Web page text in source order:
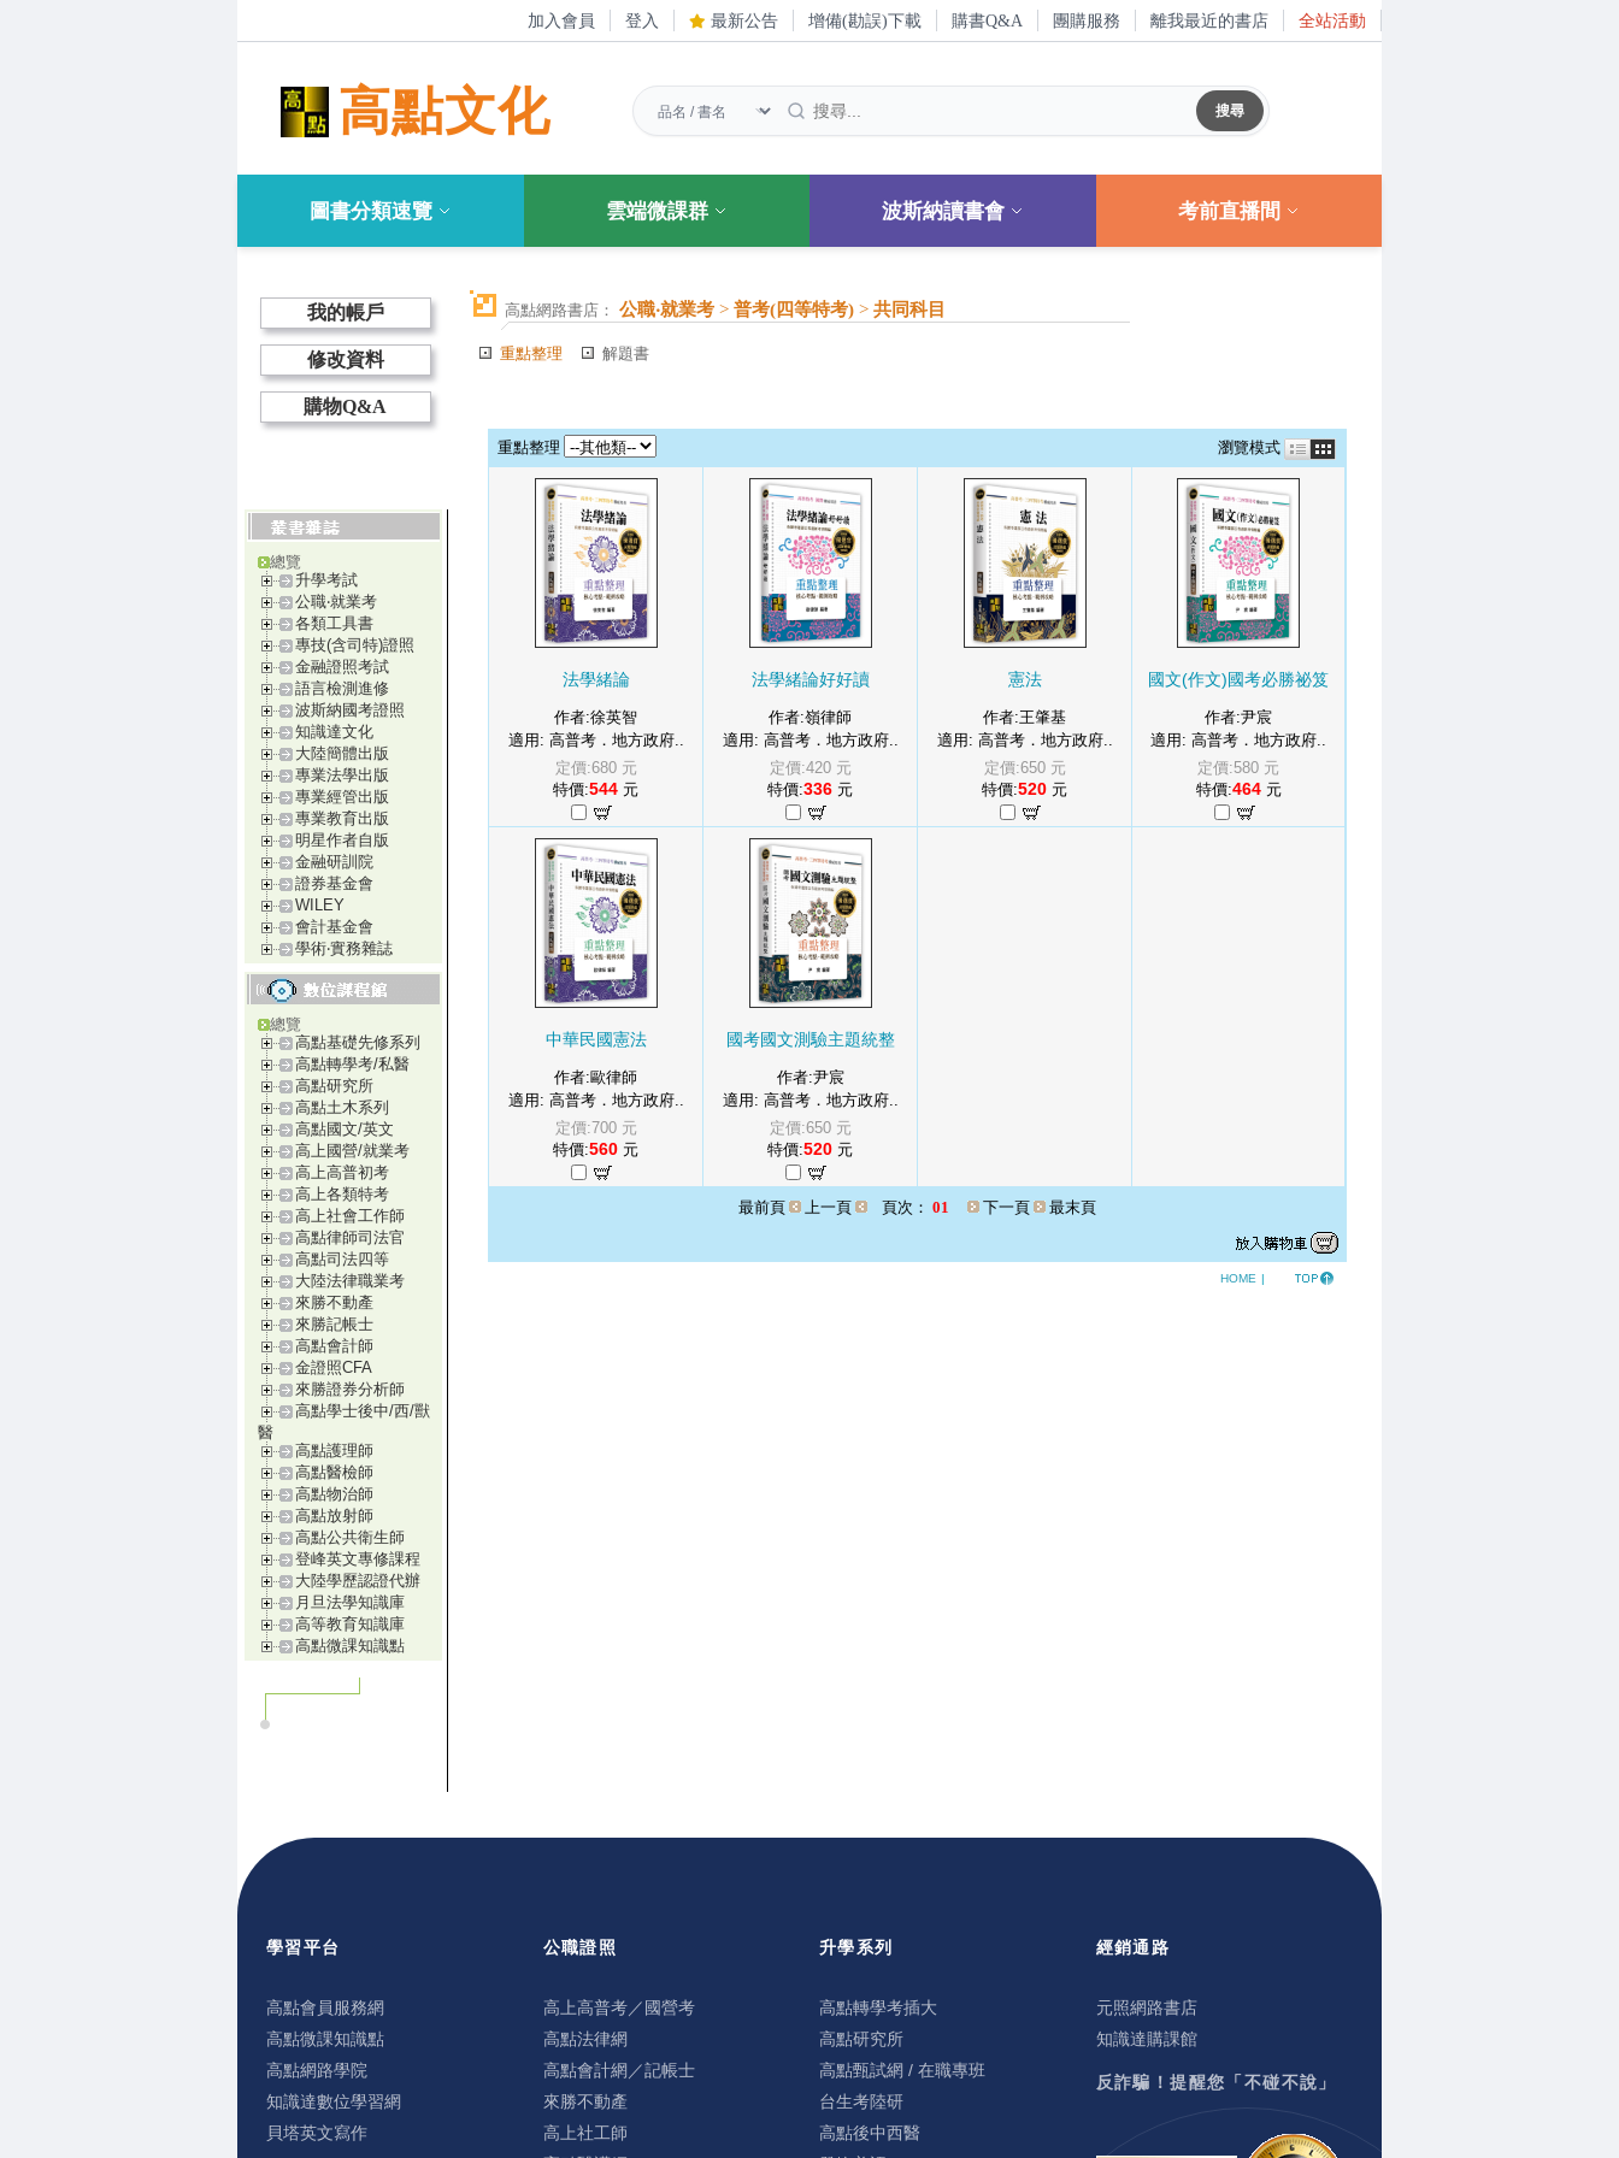
加入會員 登入 最新公告 增備(勘誤)下載 購書Q&A 團購服務 離我最近的書店 全站活動
高點文化
圖書分類速覽 雲端微課群 波斯納讀書會 考前直播間
我的帳戶
修改資料
購物Q&A
總覽
升學考試
公職‧就業考
各類工具書
專技(含司特)證照
金融證照考試
語言檢測進修
波斯納國考證照
知識達文化
大陸簡體出版
專業法學出版
專業經管出版
專業教育出版
明星作者自版
金融研訓院
證券基金會
WILEY
會計基金會
學術‧實務雜誌
總覽
高點基礎先修系列
高點轉學考/私醫
高點研究所
高點土木系列
高點國文/英文
高上國營/就業考
高上高普初考
高上各類特考
高上社會工作師
高點律師司法官
高點司法四等
大陸法律職業考
來勝不動產
來勝記帳士
高點會計師
金證照CFA
來勝證券分析師
高點學士後中/西/獸
醫
高點護理師
高點醫檢師
高點物治師
高點放射師
高點公共衛生師
登峰英文專修課程
大陸學歷認證代辦
月旦法學知識庫
高等教育知識庫
高點微課知識點
高點網路書店： 公職‧就業考 > 普考(四等特考) > 共同科目
重點整理 解題書
重點整理 瀏覽模式
法學緒論
作者:徐英智
適用: 高普考．地方政府..
定價:680 元
特價:544 元
法學緒論好好讀
作者:嶺律師
適用: 高普考．地方政府..
定價:420 元
特價:336 元
憲法
作者:王肇基
適用: 高普考．地方政府..
定價:650 元
特價:520 元
國文(作文)國考必勝祕笈
作者:尹宸
適用: 高普考．地方政府..
定價:580 元
特價:464元
中華民國憲法
作者:歐律師
適用: 高普考．地方政府..
定價:700 元
特價:560 元
國考國文測驗主題統整
作者:尹宸
適用: 高普考．地方政府..
定價:650 元
特價:520 元
最前頁 上一頁 頁次： 01 下一頁 最末頁
HOME |
學習平台
高點會員服務網
高點微課知識點
高點網路學院
知識達數位學習網
貝塔英文寫作
公職證照
高上高普考／國營考
高點法律網
高點會計網／記帳士
來勝不動產
高上社工師
升學系列
高點轉學考插大
高點研究所
高點甄試網 / 在職專班
台生考陸研
高點後中西醫
經銷通路
元照網路書店
知識達購課館
反詐騙！提醒您「不碰不說」